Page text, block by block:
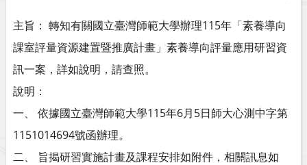
主旨： 轉知有關國立臺灣師範大學辦理115年「素養導向
課室評量資源建置暨推廣計畫」素養導向評量應用研習資
訊一案，詳如說明，請查照。
說明：
一、 依據國立臺灣師範大學115年6月5日師大心測中字第
1151014694號函辦理。
二、 旨揭研習實施計畫及課程安排如附件，相關訊息如